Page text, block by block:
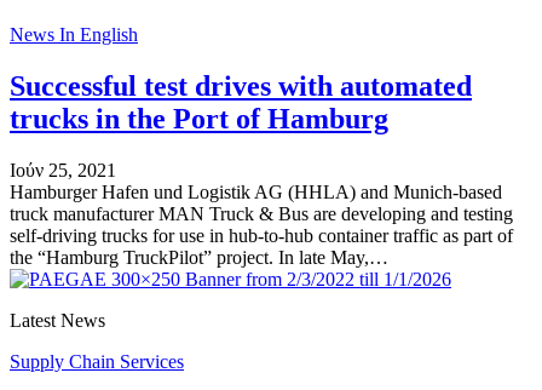
News In English
Successful test drives with automated
trucks in the Port of Hamburg
Ιούν 25, 2021
Hamburger Hafen und Logistik AG (HHLA) and Munich-based
truck manufacturer MAN Truck & Bus are developing and testing
self-driving trucks for use in hub-to-hub container traffic as part of
the “Hamburg TruckPilot” project. In late May,…
Latest News
Supply Chain Services